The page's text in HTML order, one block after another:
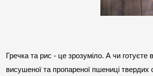
Гречка та рис - це зрозуміло. А чи
висушеної та пропареної пшениці твердих